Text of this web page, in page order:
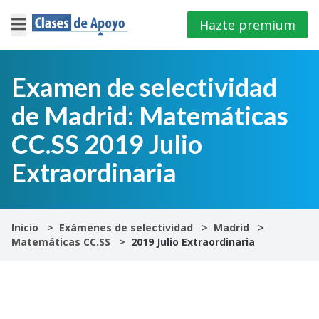
×
Iniciar
sesión
4º
E.S.O
1º
Bachillerato
Hazte premium
Examen de selectividad
de Madrid: Matemáticas
CC.SS 2019 Julio
Extraordinaria
Inicio Exámenes de selectividad
Madrid
Matemáticas CC.SS
2019 Julio Extraordinaria